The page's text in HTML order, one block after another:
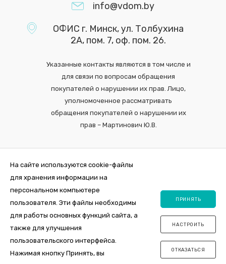
info@vdom.by
ОФИС г. Минск, ул. Толбухина
2А, пом. 7, оф. пом. 26.
Указанные контакты являются в том числе и
для связи по вопросам обращения
покупателей о нарушении их прав. Лицо,
уполномоченное рассматривать
обращения покупателей о нарушении их
прав – Мартинович Ю.В.
2026 © Интернет-магазин VDOM.by Регистрация в торговом реестре
№464356 от 31 октября 2019. ООО "ПосудаЛэнд", юр.адрес 220012,
Республика Беларусь, г. Минск , ул. Толбухина, 2а, пом. 7, оф. пом. 26.
Свидетельство о государственной регистрации 0144163 от 11.10.2017,
На сайте используются cookie-файлы
для хранения информации на
персональном компьютере
пользователя. Эти файлы необходимы
для работы основных функций сайта, а
также для улучшения
пользовательского интерфейса.
Нажимая кнопку Принять, вы
ПРИНЯТЬ
НАСТРОИТЬ
ОТКАЗАТЬСЯ